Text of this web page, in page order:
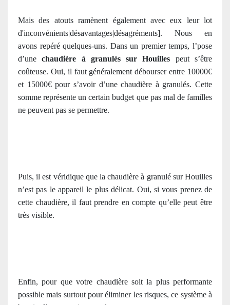
Mais des atouts ramènent également avec eux leur lot
d'inconvénients|désavantages|désagréments]. Nous en
avons repéré quelques-uns. Dans un premier temps, l’pose
d’unechaudière à granulés sur Houilles peut s’être
coûteuse. Oui, il faut généralement débourser entre 10000€
et 15000€ pour s’avoir d’une chaudière à granulés. Cette
somme représente un certain budget que pas mal de familles
ne peuvent pas se permettre.
Puis, il est véridique que la chaudière à granulé sur Houilles
n’est pas le appareil le plus délicat. Oui, si vous prenez de
cette chaudière, il faut prendre en compte qu’elle peut être
très visible.
Enfin, pour que votre chaudière soit la plus performante
possible mais surtout pour éliminer les risques, ce système à